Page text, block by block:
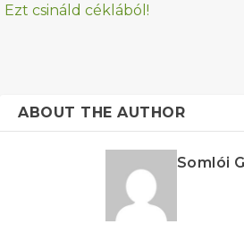
Ezt csináld céklából!
ABOUT THE AUTHOR
Somlói